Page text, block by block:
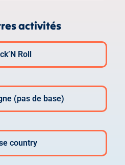
activités
Roll
(pas de base)
country